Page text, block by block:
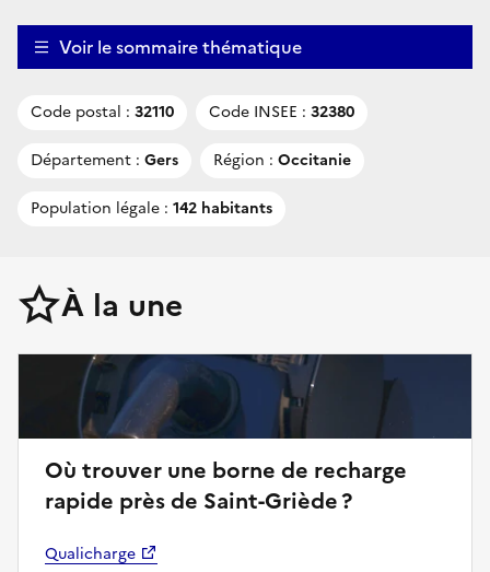
Voir le sommaire thématique
Code postal : 32110 Code INSEE : 32380
Département : Gers Région : Occitanie
Population légale : 142 habitants
À la une
Où trouver une borne de recharge
rapide près de Saint-Griède ?
Qualicharge